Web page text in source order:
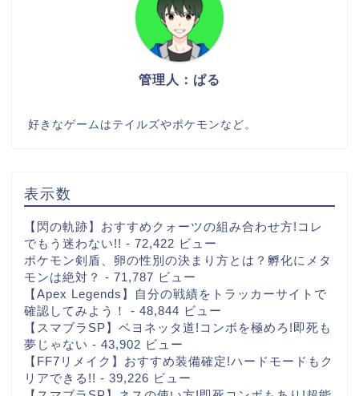
管理人：ぱる
好きなゲームはテイルズやポケモンなど。
表示数
【閃の軌跡】おすすめクォーツの組み合わせ方!コレ
でもう迷わない!! - 72,422 ビュー
ポケモン剣盾、卵の性別の決まり方とは？孵化にメタ
モンは絶対？ - 71,787 ビュー
【Apex Legends】自分の戦績をトラッカーサイトで
確認してみよう！
- 48,844 ビュー
【スマブラSP】ベヨネッタ道!コンボを極めろ!即死も
夢じゃない - 43,902 ビュー
【FF7リメイク】おすすめ装備確定!ハードモードもク
リアできる!! - 39,226 ビュー